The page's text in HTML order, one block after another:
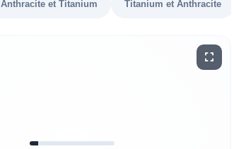
Anthracite et Titanium Titanium et Anthracite